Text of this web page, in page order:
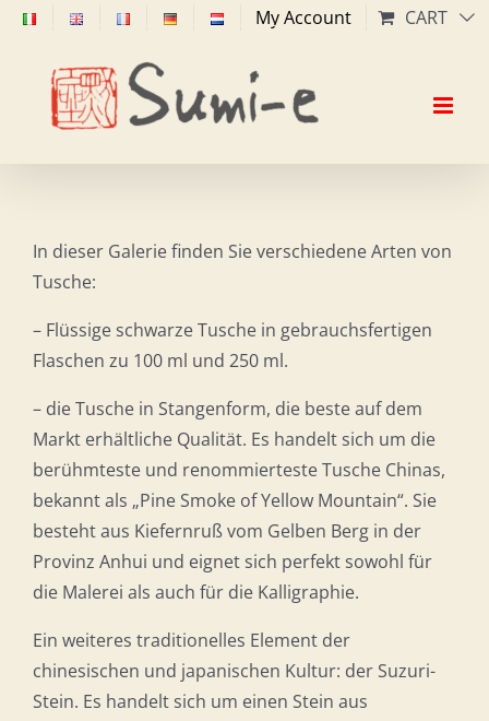
Skip
content
My Account CART
In dieser Galerie finden Sie verschiedene Arten von
Tusche:
– Flüssige schwarze Tusche in gebrauchsfertigen
Flaschen zu 100 ml und 250 ml.
– die Tusche in Stangenform, die beste auf dem
Markt erhältliche Qualität. Es handelt sich um die
berühmteste und renommierteste Tusche Chinas,
bekannt als „Pine Smoke of Yellow Mountain“. Sie
besteht aus Kiefernruß vom Gelben Berg in der
Provinz Anhui und eignet sich perfekt sowohl für
die Malerei als auch für die Kalligraphie.
Ein weiteres traditionelles Element der
chinesischen und japanischen Kultur: der Suzuri-
Stein. Es handelt sich um einen Stein aus